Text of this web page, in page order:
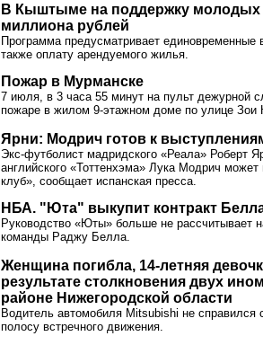
В Кыштыме на поддержку молодых
миллиона рублей
Программа предусматривает единовременные
также оплату арендуемого жилья.
Пожар в Мурманске
7 июля, в 3 часа 55 минут на пульт дежурной
пожаре в жилом 9-этажном доме по улице Зои
Ярни: Модрич готов к
Экс-футболист мадридского «Реала» Роберт
английского «Тоттенхэма» Лука Модрич может
клуб», сообщает испанская пресса.
НБА. "Юта" выкупит контракт
Руководство «Юты» больше не рассчитывает
команды Раджу Белла.
Женщина погибла, 14-летняя
результате столкновения двух
районе Нижегородской области
Водитель автомобиля Mitsubishi не
полосу встречного движения.